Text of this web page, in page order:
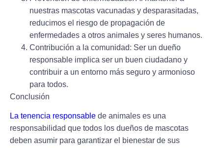
nuestras mascotas vacunadas y desparasitadas,
reducimos el riesgo de propagación de
enfermedades a otros animales y seres humanos.
Contribución a la comunidad: Ser un dueño
responsable implica ser un buen ciudadano y
contribuir a un entorno más seguro y armonioso
para todos.
Conclusión
La tenencia responsable de animales es una
responsabilidad que todos los dueños de mascotas
deben asumir para garantizar el bienestar de sus